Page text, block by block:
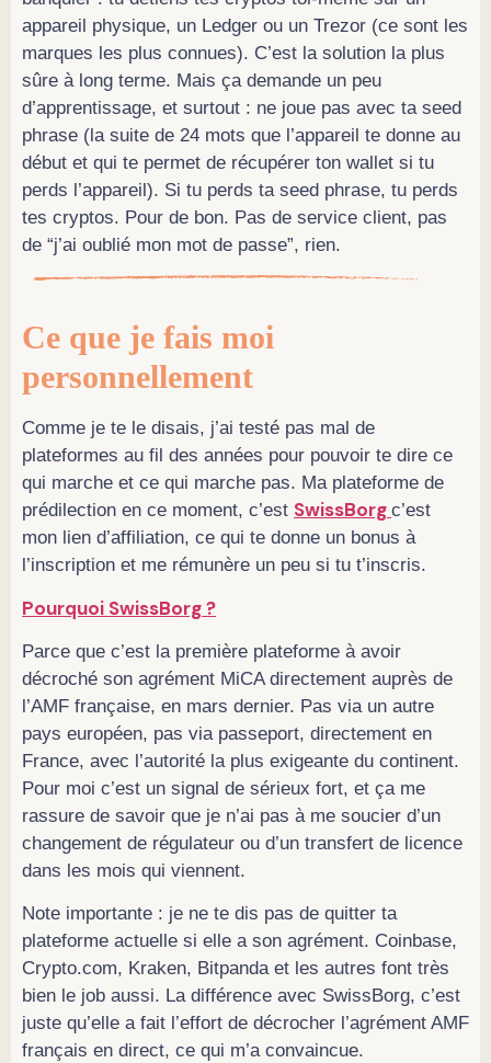
appareil physique, un Ledger ou un Trezor (ce sont les
marques les plus connues). C’est la solution la plus
sûre à long terme. Mais ça demande un peu
d’apprentissage, et surtout : ne joue pas avec ta seed
phrase (la suite de 24 mots que l’appareil te donne au
début et qui te permet de récupérer ton wallet si tu
perds l’appareil). Si tu perds ta seed phrase, tu perds
tes cryptos. Pour de bon. Pas de service client, pas
de “j’ai oublié mon mot de passe”, rien.
Ce que je fais moi
personnellement
Comme je te le disais, j’ai testé pas mal de
plateformes au fil des années pour pouvoir te dire ce
qui marche et ce qui marche pas. Ma plateforme de
prédilection en ce moment, c’est SwissBorg c’est
mon lien d’affiliation, ce qui te donne un bonus à
l’inscription et me rémunère un peu si tu t’inscris.
Pourquoi SwissBorg ?
Parce que c’est la première plateforme à avoir
décroché son agrément MiCA directement auprès de
l’AMF française, en mars dernier. Pas via un autre
pays européen, pas via passeport, directement en
France, avec l’autorité la plus exigeante du continent.
Pour moi c’est un signal de sérieux fort, et ça me
rassure de savoir que je n’ai pas à me soucier d’un
changement de régulateur ou d’un transfert de licence
dans les mois qui viennent.
Note importante : je ne te dis pas de quitter ta
plateforme actuelle si elle a son agrément. Coinbase,
Crypto.com, Kraken, Bitpanda et les autres font très
bien le job aussi. La différence avec SwissBorg, c’est
juste qu’elle a fait l’effort de décrocher l’agrément AMF
français en direct, ce qui m’a convaincue.